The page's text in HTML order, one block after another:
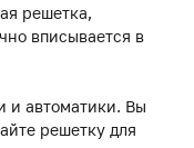
решетка,
вписывается в
и автоматики. Вы
решетку для